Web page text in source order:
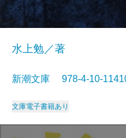
水上勉／著
新潮文庫 978-4-10-
文庫電子書籍あり